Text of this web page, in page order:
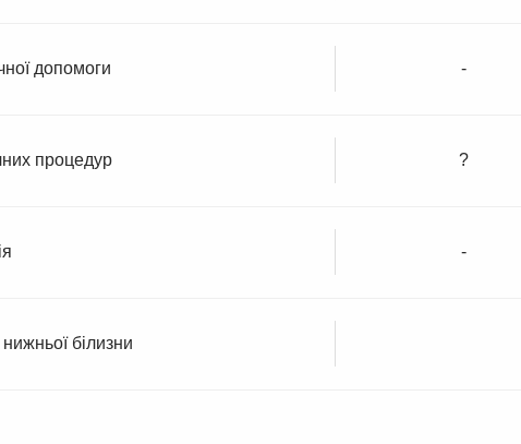
допомоги -
процедур ?
-
нижньої білизни